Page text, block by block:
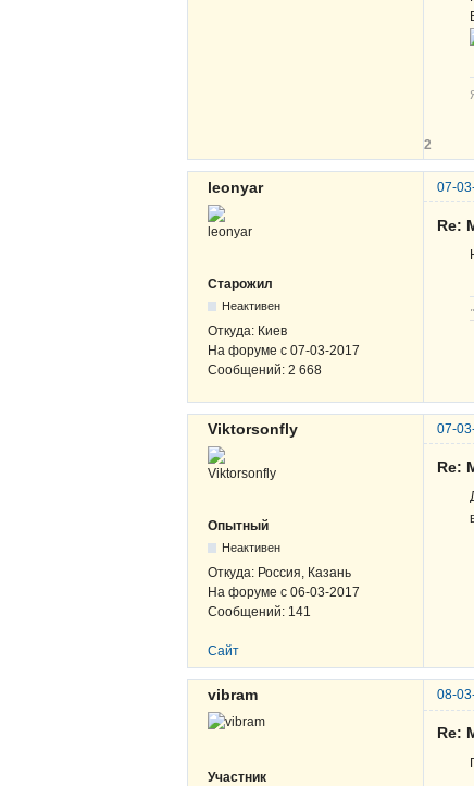
2
leonyar 07-
Старожил
Неактивен
Откуда: Киев
На форуме с 07-03-2017
Сообщений: 2 668
Re:
Viktorsonfly 07-
Опытный
Неактивен
Откуда: Россия, Казань
На форуме с 06-03-2017
Сообщений: 141
Re:
Сайт
vibram 08-
Участник
Re: